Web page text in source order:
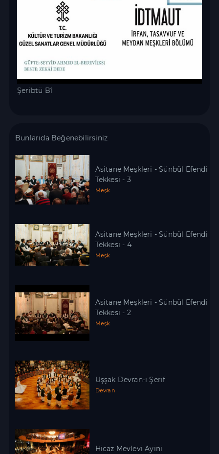
Şeribtü Bî
Bunlarıda Beğenebilirsiniz
Asitane Meşkleri - Sünbül Efendi
Tekkesi - 3
Meşk
Asitane Meşkleri - Sünbül Efendi
Tekkesi - 4
Meşk
Asitane Meşkleri - Sünbül Efendi
Tekkesi - 2
Meşk
Uşşak Devran-ı Şerif
Devran
Hicaz Mevlevi Ayini